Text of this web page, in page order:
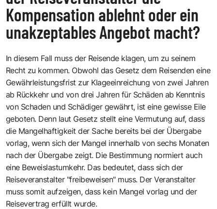
Kompensation ablehnt oder ein
unakzeptables Angebot macht?
In diesem Fall muss der Reisende klagen, um zu seinem
Recht zu kommen. Obwohl das Gesetz dem Reisenden eine
Gewährleistungsfrist zur Klageeinreichung von zwei Jahren
ab Rückkehr und von drei Jahren für Schäden ab Kenntnis
von Schaden und Schädiger gewährt, ist eine gewisse Eile
geboten. Denn laut Gesetz stellt eine Vermutung auf, dass
die Mangelhaftigkeit der Sache bereits bei der Übergabe
vorlag, wenn sich der Mangel innerhalb von sechs Monaten
nach der Übergabe zeigt. Die Bestimmung normiert auch
eine Beweislastumkehr. Das bedeutet, dass sich der
Reiseveranstalter "freibeweisen" muss. Der Veranstalter
muss somit aufzeigen, dass kein Mangel vorlag und der
Reisevertrag erfüllt wurde.